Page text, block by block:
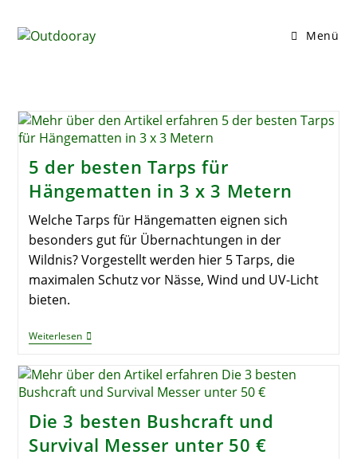
springen
Menü
5 der besten Tarps für
Hängematten in 3 x 3 Metern
Welche Tarps für Hängematten eignen sich
besonders gut für Übernachtungen in der
Wildnis? Vorgestellt werden hier 5 Tarps, die
maximalen Schutz vor Nässe, Wind und UV-Licht
bieten.
Weiterlesen5
Der
Tarps
Für
Hängematten
In
3
3
Die 3 besten Bushcraft und
Survival Messer unter 50 €